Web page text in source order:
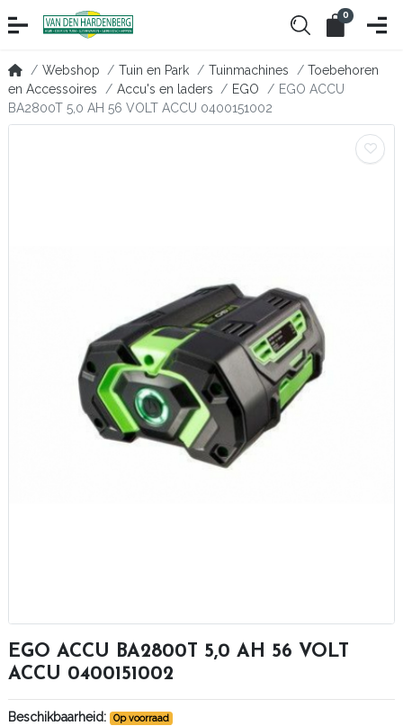
0
Webshop Tuin en Park Tuinmachines
Toebehoren
en Accessoires
Accu's en laders EGO
EGO ACCU
BA2800T 5,0 AH 56 VOLT ACCU 0400151002
EGO ACCU BA2800T 5,0 AH 56 VOLT
ACCU 0400151002
Beschikbaarheid: Op voorraad